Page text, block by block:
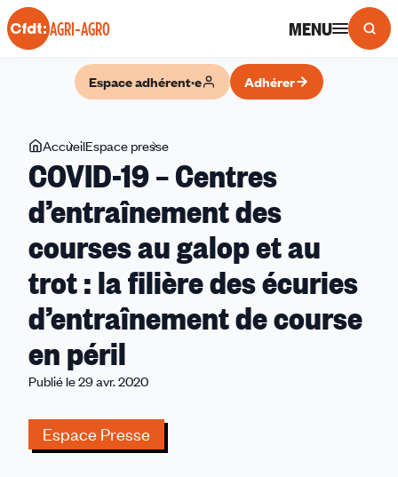
Panneau de gestion des cookies
AGRI-AGRO MENU
Espace adhérent·e Adhérer
Vous
êtes
ici
AccueilEspace presse
19
Centres
d’entraînement
des
courses
galop
COVID-19 – Centres
d’entraînement des
courses au galop et au
trot : la filière des écuries
d’entraînement de course
en péril
Publié le 29 avr. 2020
Espace Presse